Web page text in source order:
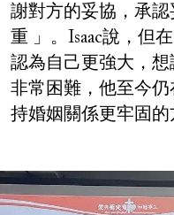
謝對方的妥協，承
重 」。Isaac說，但
認為自己更強大，
非常困難，他至今
持婚姻關係更牢固的
Image